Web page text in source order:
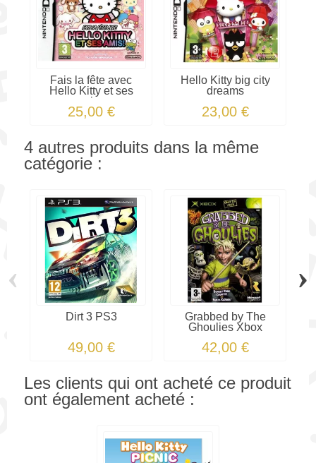
Fais la fête avec
Hello Kitty et ses
amis...
25,00 €
Hello Kitty big city
dreams
23,00 €
4 autres produits dans la même
catégorie :
Dirt 3 PS3
49,00 €
Grabbed by The
Ghoulies Xbox
42,00 €
‹ ›
Les clients qui ont acheté ce produit
ont également acheté :